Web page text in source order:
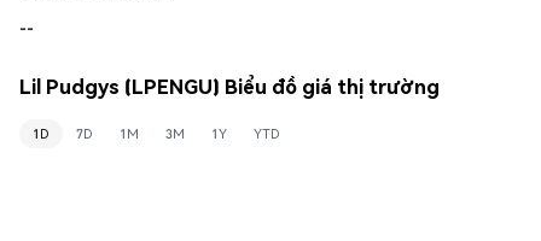
--
Lil Pudgys (LPENGU) Biểu đồ giá thị trường
1D 7D 1M 3M 1Y YTD